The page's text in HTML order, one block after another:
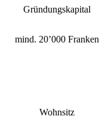
Gründungskapital
mind. 20’000 Franken
Wohnsitz